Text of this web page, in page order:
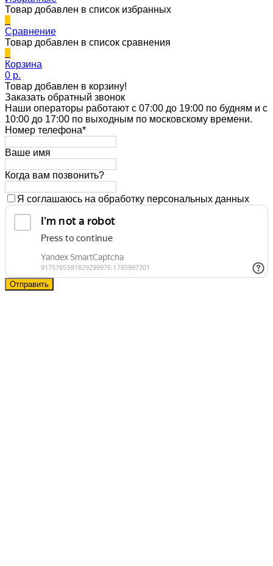
Товар добавлен в список избранных
Сравнение
Товар добавлен в список сравнения
Корзина
0 p.
Товар добавлен в корзину!
Заказать обратный звонок
Наши операторы работают с 07:00 до 19:00 по будням и с
10:00 до 17:00 по выходным по московскому времени.
Номер телефона*
Ваше имя
Когда вам позвонить?
Я соглашаюсь на обработку персональных данных